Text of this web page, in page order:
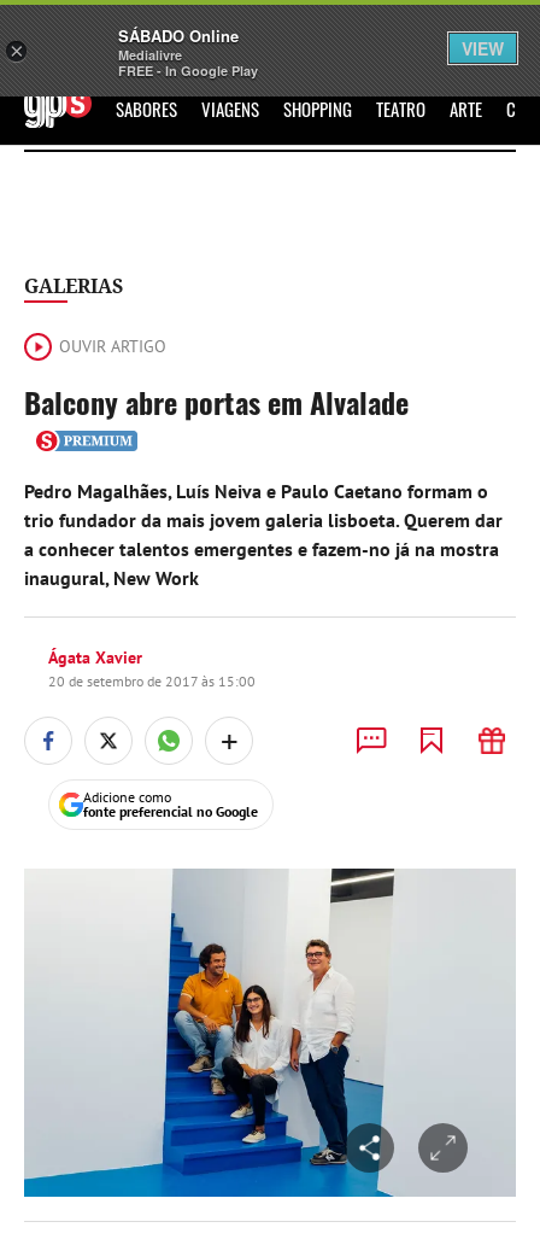
Sábado Assine Iniciar Sessão
GPS SABORES VIAGENS SHOPPING TEATRO ARTE
GALERIAS
OUVIR ARTIGO
Balcony abre portas em Alvalade
Pedro Magalhães, Luís Neiva e Paulo Caetano formam o
trio fundador da mais jovem galeria lisboeta. Querem dar
a conhecer talentos emergentes e fazem-no já na mostra
inaugural, New Work
Ágata Xavier
20 de setembro de 2017 às 15:00
+
Adicione como
fonte preferencial no Google
×
SÁBADO Online
Medialivre
FREE - In Google Play
VIEW